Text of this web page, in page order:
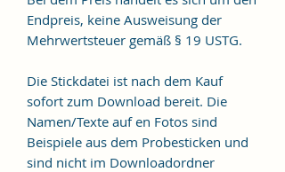
Endpreis, keine Ausweisung der
Mehrwertsteuer gemäß § 19 USTG.
Die Stickdatei ist nach dem Kauf
sofort zum Download bereit. Die
Namen/Texte auf en Fotos sind
Beispiele aus dem Probesticken und
sind nicht im Downloadordner